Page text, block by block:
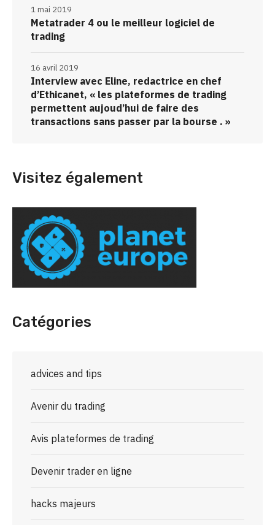
Metatrader 4 ou le meilleur logiciel de
trading
1 mai 2019
Interview avec Eline, redactrice en chef
d’Ethicanet, « les plateformes de trading
permettent aujoud’hui de faire des
transactions sans passer par la bourse . »
16 avril 2019
Visitez également
Catégories
advices and tips
Avenir du trading
Avis plateformes de trading
Devenir trader en ligne
hacks majeurs